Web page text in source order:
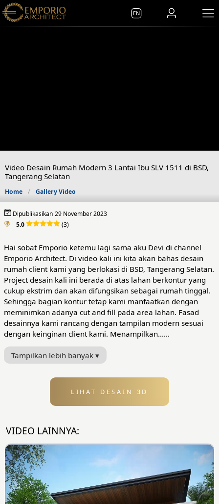
EN
Video Desain Rumah Modern 3 Lantai Ibu SLV 1511 di BSD,
Tangerang Selatan
Home Gallery Video
Dipublikasikan 29 November 2023
5.0
(3)
Hai sobat Emporio ketemu lagi sama aku Devi di channel
Emporio Architect. Di video kali ini kita akan bahas desain
rumah client kami yang berlokasi di BSD, Tangerang Selatan.
Project desain kali ini berada di atas lahan berkontur yang
cukup ekstrim dan akan difungsikan sebagai rumah tinggal.
Sehingga bagian kontur tetap kami manfaatkan dengan
meminimkan adanya cut and fill pada area lahan. Fasad
desainnya kami rancang dengan tampilan modern sesuai
dengan keinginan client kami. Menampilkan......
Tampilkan lebih banyak ▾
LIHAT DESAIN 3D
VIDEO LAINNYA: